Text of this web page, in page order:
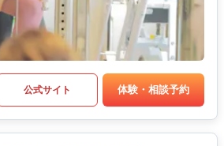
公式サイト 体験・相談予約